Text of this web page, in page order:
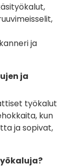
ja
ja
työkalut
kun
ja sopivat,